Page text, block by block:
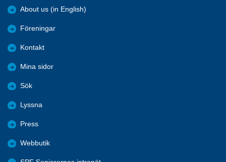
About us (in English)
Föreningar
Kontakt
Mina sidor
Sök
Lyssna
Press
Webbutik